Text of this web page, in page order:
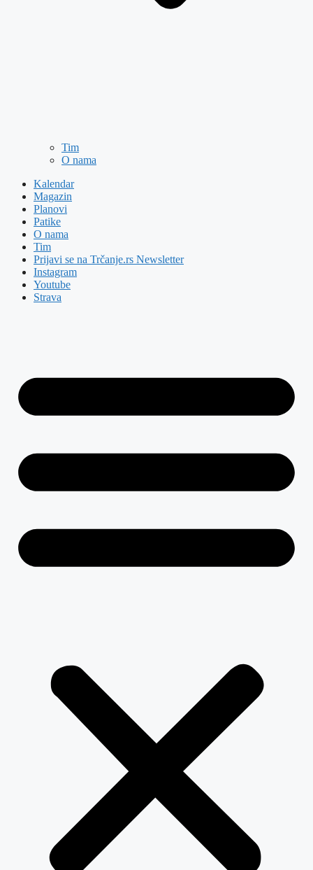
Tim
O nama
Kalendar
Magazin
Planovi
Patike
O nama
Tim
Prijavi se na Trčanje.rs Newsletter
Instagram
Youtube
Strava